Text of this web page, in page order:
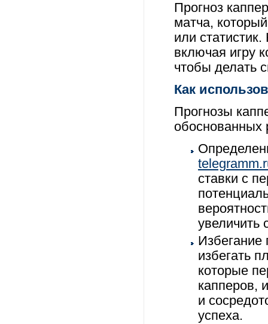
Прогноз
матча,
или
включая игру
чтобы делать
Как
Прогнозы
обоснованных
ставки с
увеличить
Избегание
избегать
которые
капперов,
и
успеха.